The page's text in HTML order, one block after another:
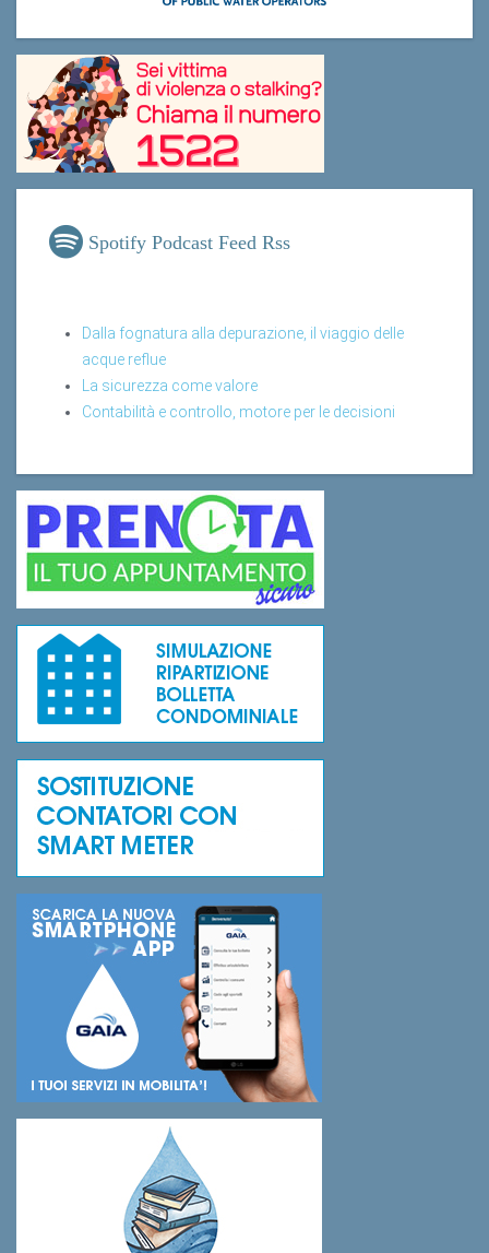
Spotify Podcast Feed Rss
Dalla fognatura alla depurazione, il viaggio delle
acque reflue
La sicurezza come valore
Contabilità e controllo, motore per le decisioni